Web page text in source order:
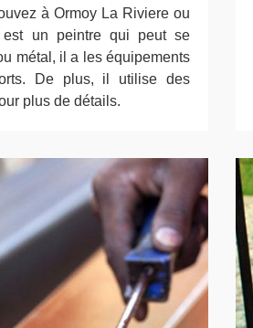
à Ormoy La Riviere ou
est un peintre qui peut se
métal, il a les équipements
De plus, il utilise des
plus de détails.